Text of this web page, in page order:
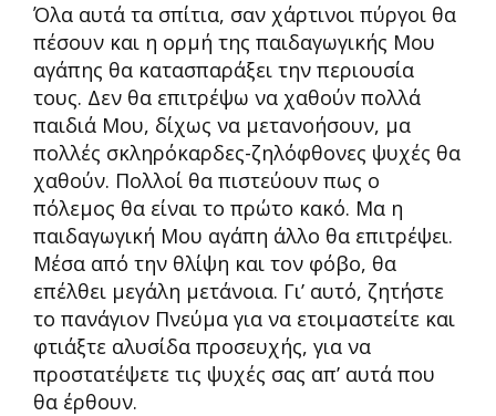
Όλα αυτά τα σπίτια, σαν χάρτινοι πύργοι θα
πέσουν και η ορμή της παιδαγωγικής Μου
αγάπης θα κατασπαράξει την περιουσία
τους. Δεν θα επιτρέψω να χαθούν πολλά
παιδιά Μου, δίχως να μετανοήσουν, μα
πολλές σκληρόκαρδες-ζηλόφθονες ψυχές θα
χαθούν. Πολλοί θα πιστεύουν πως ο
πόλεμος θα είναι το πρώτο κακό. Μα η
παιδαγωγική Μου αγάπη άλλο θα επιτρέψει.
Μέσα από την θλίψη και τον φόβο, θα
επέλθει μεγάλη μετάνοια. Γι’ αυτό, ζητήστε
το πανάγιον Πνεύμα για να ετοιμαστείτε και
φτιάξτε αλυσίδα προσευχής, για να
προστατέψετε τις ψυχές σας απ’ αυτά που
θα έρθουν.